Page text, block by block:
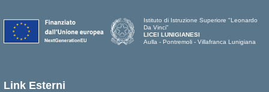
Istituto di Istruzione Superiore "Leonardo
Da Vinci"
LICEI LUNIGIANESI
Aulla - Pontremoli - Villafranca Lunigiana
Link Esterni